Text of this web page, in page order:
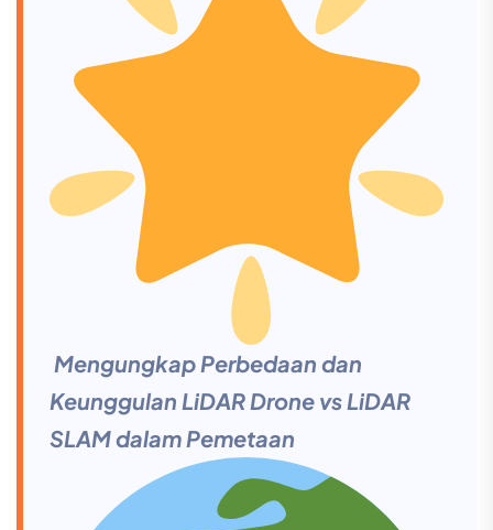
Mengungkap Perbedaan dan
Keunggulan LiDAR Drone vs LiDAR
SLAM dalam Pemetaan